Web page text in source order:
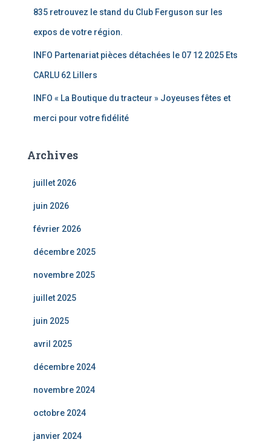
835 retrouvez le stand du Club Ferguson sur les
expos de votre région.
INFO Partenariat pièces détachées le 07 12 2025 Ets
CARLU 62 Lillers
INFO « La Boutique du tracteur » Joyeuses fêtes et
merci pour votre fidélité
Archives
juillet 2026
juin 2026
février 2026
décembre 2025
novembre 2025
juillet 2025
juin 2025
avril 2025
décembre 2024
novembre 2024
octobre 2024
janvier 2024